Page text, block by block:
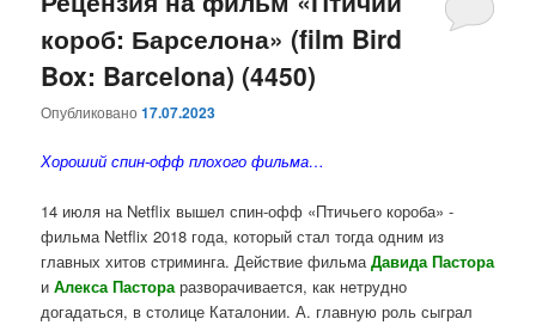
короб: Барселона» (film Bird
Box: Barcelona) (4450)
Опубликовано17.07.2023
Хороший спин-офф плохого фильма…
14 июля на Netflix вышел спин-офф «Птичьего короба» -
фильма Netflix 2018 года, который стал тогда одним из
главных хитов стриминга. Действие фильмаДавида Пастора
иАлекса Пастораразворачивается, как нетрудно
догадаться, в столице Каталонии. А. главную роль сыграл